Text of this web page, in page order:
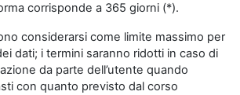
corrisponde a 365 giorni (*).
considerarsi come limite massimo per
dati; i termini saranno ridotti in caso di
da parte dell’utente quando
con quanto previsto dal corso